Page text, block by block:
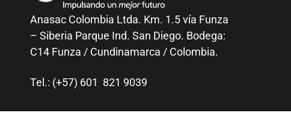
Anasac Colombia Ltda. Km. 1.5 vía Funza
– Siberia Parque Ind. San Diego. Bodega:
C14 Funza / Cundinamarca / Colombia.
Tel.: (+57) 601 821 9039